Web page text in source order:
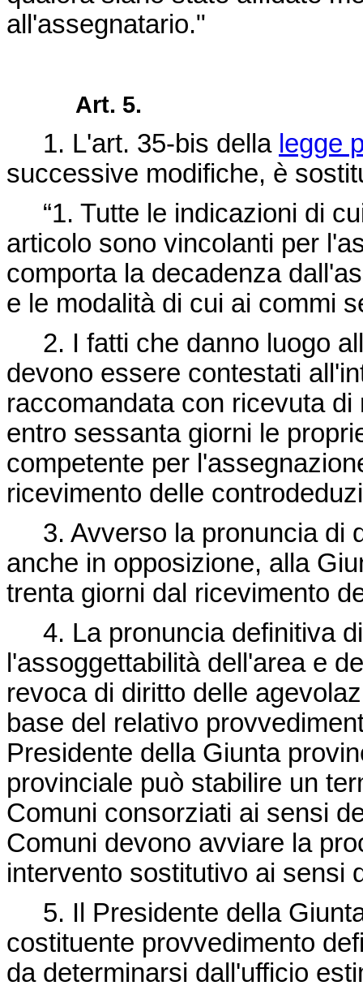
all'assegnatario."
Art. 5.
1. L'art. 35-bis della legge
successive modifiche, è
“1. Tutte le indicazioni di
articolo sono vincolanti per
comporta la decadenza
e le modalità di cui ai commi
2. I fatti che danno luogo
devono essere contestati
raccomandata con ricevuta
entro sessanta giorni le
competente per
ricevimento delle
3. Avverso la pronuncia di
anche in opposizione, alla
trenta giorni dal ricevimento
4. La pronuncia definitiva
l'assoggettabilità dell'area e
revoca di diritto delle
base del relativo
Presidente della Giunta
provinciale può stabilire un
Comuni consorziati ai sensi
Comuni devono avviare la
intervento sostitutivo ai sensi
5. Il Presidente della
costituente provvedimento
da determinarsi dall'ufficio